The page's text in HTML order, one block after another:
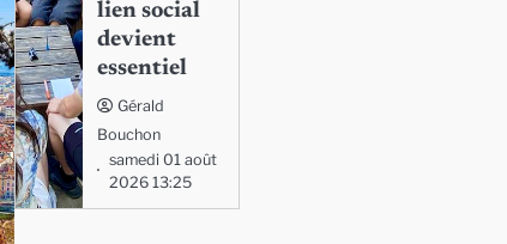
lien social
devient
essentiel
Gérald
Bouchon
samedi 01 août
2026 13:25